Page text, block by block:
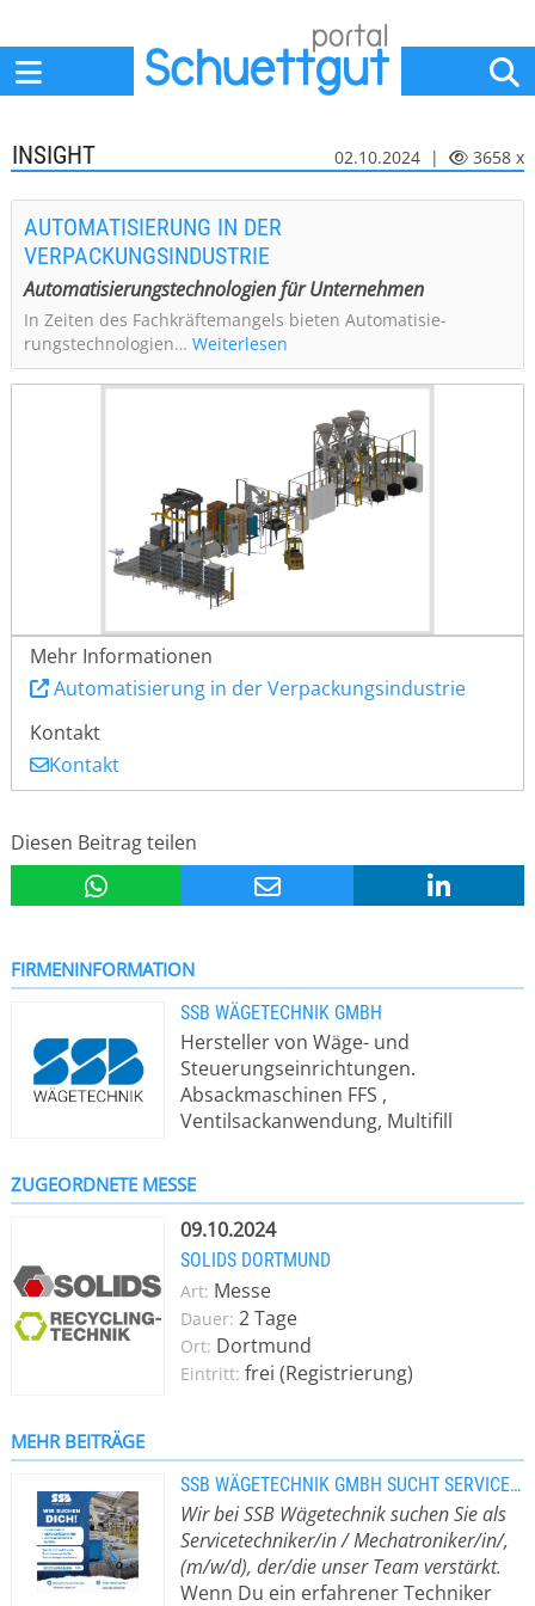
INSIGHT 02.10.2024 | 3658 x
AUTOMATISIERUNG IN DER
VERPACKUNGSINDUSTRIE
Automatisie­rungstechnologien für Unternehmen
In Zeiten des Fachkräftemangels bieten Automatisie­
rungstechnologien… Weiterlesen
Mehr Informationen
Automatisierung in der Verpackungsindustrie
Kontakt
Kontakt
Diesen Beitrag teilen
FIRMENINFORMATION
SSB WÄGETECHNIK GMBH
Hersteller von Wäge- und
Steuerungseinrichtungen.
Absackmaschinen FFS ,
Ventilsackanwendung, Multifill
Nettowaagen; Big-Bag und Oktabin
Befüllung; Containerbeladung; LKW-
Verladung, Granulatwerfer;
Verladewaagen; Sackanhänger;
Bodenwaagen; Systemsoftware;
Lagerlogistik; Sondermaschinenbau;
Verpackungsmaschinen;
Verladeteleskope; Schneckenpacker;
Ständerschweißmaschine/
Silologistik, Silosteuerung, Palettierer
Hocheinläufer und Niedrigeinläufer,
Komponenten Metallabscheider,
Verfahrhilfe, WLAN Anbindung,
Staubabsaugung, PC-Visualisierung,
Identifikationssysteme für
ZUGEORDNETE MESSE
09.10.2024
SOLIDS DORTMUND
Art: Messe
Dauer: 2 Tage
Ort: Dortmund
Eintritt: frei (Registrierung)
MEHR BEITRÄGE
SSB WÄGETECHNIK GMBH SUCHT SERVICETECHNIKER/ MECHATRONIKER
Wir bei SSB Wägetechnik suchen Sie als
Servicetechniker/in / Mechatroniker/in/,
(m/w/d), der/die unser Team verstärkt.
Wenn Du ein erfahrener Techniker